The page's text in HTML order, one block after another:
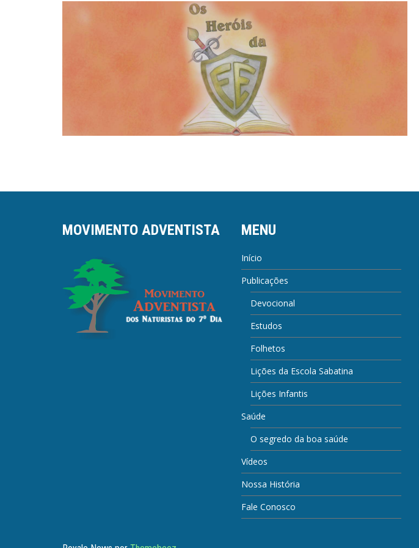
MOVIMENTO ADVENTISTA MENU
Início
Publicações
Devocional
Estudos
Folhetos
Lições da Escola Sabatina
Lições Infantis
Saúde
O segredo da boa saúde
Vídeos
Nossa História
Fale Conosco